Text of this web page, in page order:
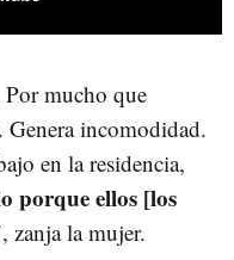
mucho que
Genera incomodidad.
en la residencia,
porque ellos [los
zanja la mujer.